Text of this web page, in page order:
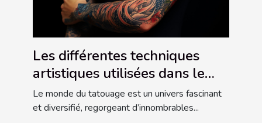
Les différentes techniques
artistiques utilisées dans le
tatouage
Le monde du tatouage est un univers fascinant
et diversifié, regorgeant d’innombrables...